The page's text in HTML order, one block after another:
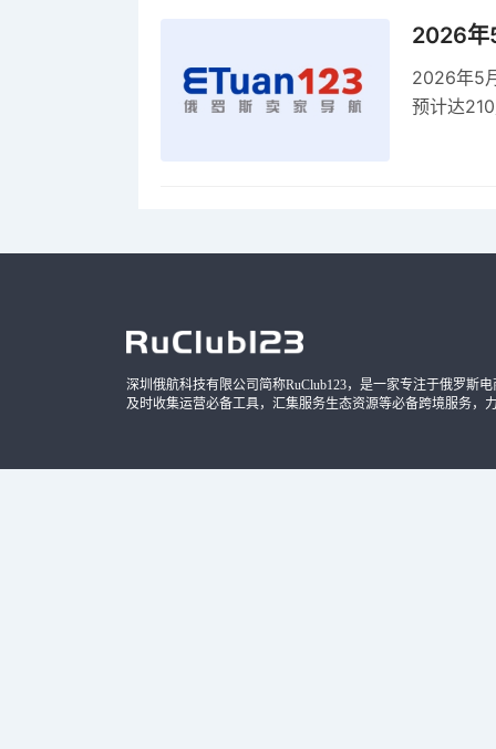
2026年
2026年5
预计达
深圳俄航科技有限公司简称RuClub123，是一家专注于俄罗斯
及时收集运营必备工具，汇集服务生态资源等必备跨境服务，